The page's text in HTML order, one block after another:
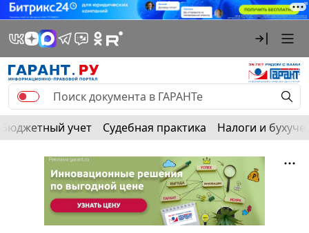
Бюджетный учет Судебная практика Налоги и